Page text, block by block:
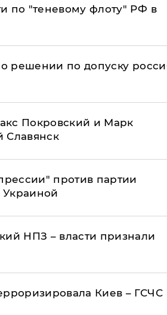
по "теневому флоту" РФ в
решении по допуску
Покровский и Марк
Славянск
против партии
НПЗ – власти признали
Киев – ГСЧС